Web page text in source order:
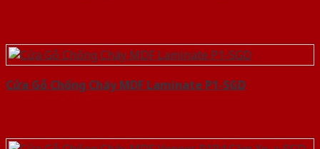
Cửa Gỗ Chống Cháy MDF Laminate P1-SGD